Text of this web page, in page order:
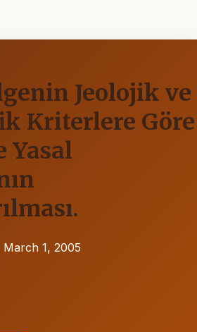
Jeolojik ve
Kriterlere Göre
Yasal
March 1, 2005